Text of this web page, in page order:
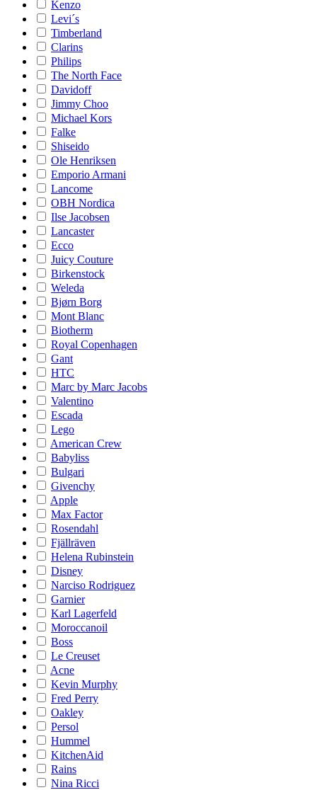
Kenzo
Levi´s
Timberland
Clarins
Philips
The North Face
Davidoff
Jimmy Choo
Michael Kors
Falke
Shiseido
Ole Henriksen
Emporio Armani
Lancome
OBH Nordica
Ilse Jacobsen
Lancaster
Ecco
Juicy Couture
Birkenstock
Weleda
Bjørn Borg
Mont Blanc
Biotherm
Royal Copenhagen
Gant
HTC
Marc by Marc Jacobs
Valentino
Escada
Lego
American Crew
Babyliss
Bulgari
Givenchy
Apple
Max Factor
Rosendahl
Fjällräven
Helena Rubinstein
Disney
Narciso Rodriguez
Garnier
Karl Lagerfeld
Moroccanoil
Boss
Le Creuset
Acne
Kevin Murphy
Fred Perry
Oakley
Persol
Hummel
KitchenAid
Rains
Nina Ricci